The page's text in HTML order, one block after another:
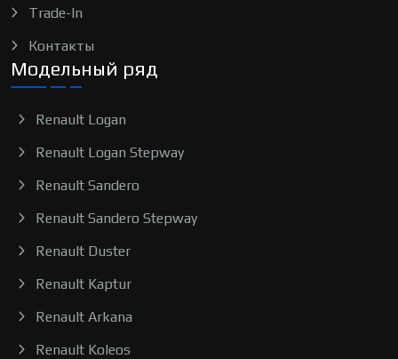
Trade-In
Контакты
Модельный ряд
Renault Logan
Renault Logan Stepway
Renault Sandero
Renault Sandero Stepway
Renault Duster
Renault Kaptur
Renault Arkana
Renault Koleos